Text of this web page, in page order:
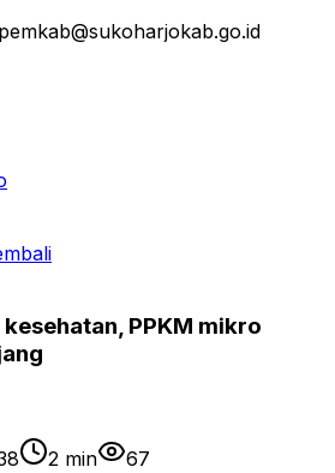
pemkab@sukoharjokab.go.id
PPKM mikro
2 min
67